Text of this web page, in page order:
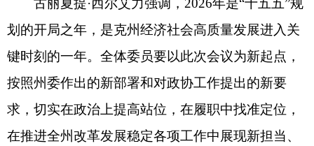
爱国统一战线。要始终坚持以人民为中心的发展思
想，聚焦各族群众急难愁盼问题，进一步畅通和拓
展各族群众的利益诉求表达，不断增强人民群众的
获得感、幸福感、安全感。要加强自身建设，锤炼
谱写建设社会主义现代化新疆的克州篇章贡献智慧
和力量。